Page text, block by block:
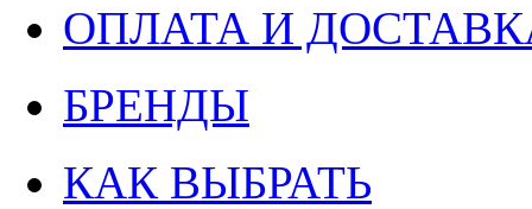
ОПЛАТА И
БРЕНДЫ
КАК ВЫБРАТЬ